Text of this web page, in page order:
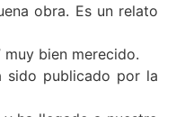
obra. Es un relato
muy bien merecido.
sido publicado por la